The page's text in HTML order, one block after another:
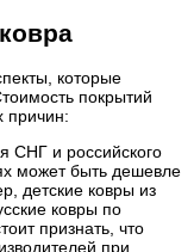
которые
покрытий
причин:
СНГ и российского
может быть дешевле
детские ковры из
ковры по
признать, что
при